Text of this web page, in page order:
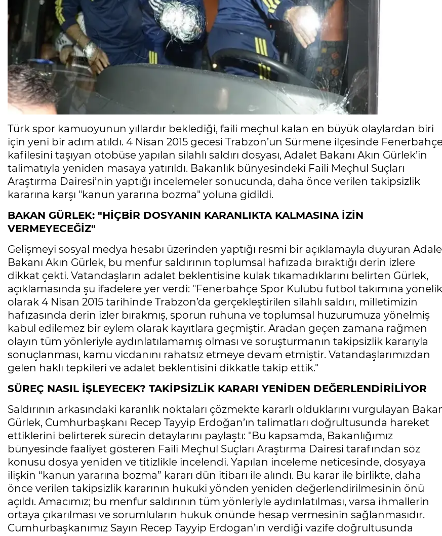
Türk spor kamuoyunun yıllardır beklediği, faili meçhul kalan en büyük olaylardan biri
için yeni bir adım atıldı. 4 Nisan 2015 gecesi Trabzon’un Sürmene ilçesinde
kafilesini taşıyan otobüse yapılan silahlı saldırı dosyası, Adalet Bakanı Akın Gürlek’in
talimatıyla yeniden masaya yatırıldı. Bakanlık bünyesindeki Faili Meçhul Suçları
Araştırma Dairesi’nin yaptığı incelemeler sonucunda, daha önce verilen takipsizlik
kararına karşı "kanun yararına bozma" yoluna gidildi.
BAKAN GÜRLEK: "HİÇBİR DOSYANIN KARANLIKTA KALMASINA İZİN
VERMEYECEĞİZ"
Gelişmeyi sosyal medya hesabı üzerinden yaptığı resmi bir açıklamayla duyuran
Bakanı Akın Gürlek, bu menfur saldırının toplumsal hafızada bıraktığı derin izlere
dikkat çekti. Vatandaşların adalet beklentisine kulak tıkamadıklarını belirten Gürlek,
açıklamasında şu ifadelere yer verdi: "Fenerbahçe Spor Kulübü futbol takımına yönelik
olarak 4 Nisan 2015 tarihinde Trabzon’da gerçekleştirilen silahlı saldırı, milletimizin
hafızasında derin izler bırakmış, sporun ruhuna ve toplumsal huzurumuza yönelmiş
kabul edilemez bir eylem olarak kayıtlara geçmiştir. Aradan geçen zamana rağmen
olayın tüm yönleriyle aydınlatılamamış olması ve soruşturmanın takipsizlik kararıyla
sonuçlanması, kamu vicdanını rahatsız etmeye devam etmiştir. Vatandaşlarımızdan
gelen haklı tepkileri ve adalet beklentisini dikkatle takip ettik."
SÜREÇ NASIL İŞLEYECEK? TAKİPSİZLİK KARARI YENİDEN DEĞERLENDİRİLİYOR
Saldırının arkasındaki karanlık noktaları çözmekte kararlı olduklarını vurgulayan
Gürlek, Cumhurbaşkanı Recep Tayyip Erdoğan’ın talimatları doğrultusunda hareket
ettiklerini belirterek sürecin detaylarını paylaştı: "Bu kapsamda, Bakanlığımız
bünyesinde faaliyet gösteren Faili Meçhul Suçları Araştırma Dairesi tarafından söz
konusu dosya yeniden ve titizlikle incelendi. Yapılan inceleme neticesinde, dosyaya
ilişkin “kanun yararına bozma” kararı dün itibarı ile alındı. Bu karar ile birlikte, daha
önce verilen takipsizlik kararının hukuki yönden yeniden değerlendirilmesinin önü
açıldı. Amacımız; bu menfur saldırının tüm yönleriyle aydınlatılması, varsa ihmallerin
ortaya çıkarılması ve sorumluların hukuk önünde hesap vermesinin sağlanmasıdır.
Cumhurbaşkanımız Sayın Recep Tayyip Erdogan’ın verdiği vazife doğrultusunda